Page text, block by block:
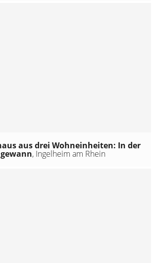
aus drei Wohneinheiten: In der
, Ingelheim am Rhein